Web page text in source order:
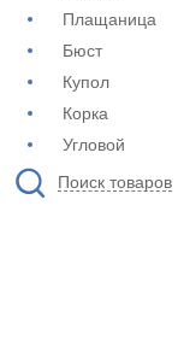
Плащаница
Бюст
Купол
Корка
Угловой
Поиск товаров